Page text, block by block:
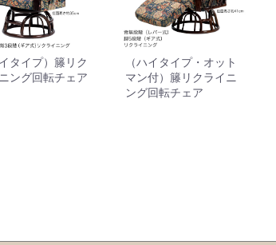
イタイプ）籐リク
ング回転チェア
（ハイタイプ・オット
マン付）籐リクライニ
ング回転チェア